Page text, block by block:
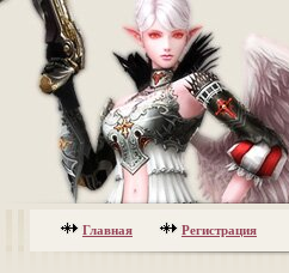
Главная Регистрация